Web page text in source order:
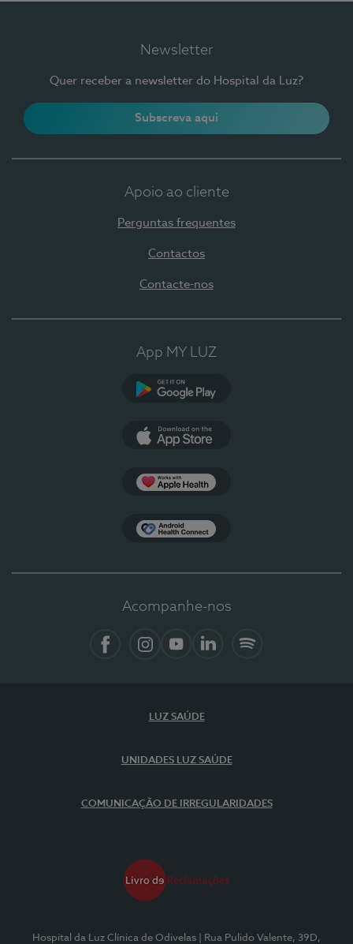
Newsletter
Quer receber a newsletter do Hospital da Luz?
Subscreva aqui
Apoio ao cliente
Perguntas frequentes
Contactos
Contacte-nos
App MY LUZ
Acompanhe-nos
LUZ SAÚDE
UNIDADES LUZ SAÚDE
COMUNICAÇÃO DE IRREGULARIDADES
Hospital da Luz Clínica de Odivelas
| Rua Pulido Valente, 39D,